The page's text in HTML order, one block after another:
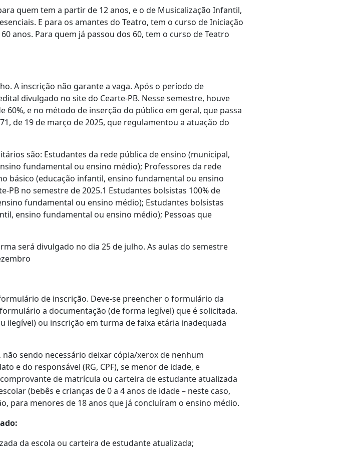
quem tem a partir de 12 anos, e o de Musicalização Infantil,
E para os amantes do Teatro, tem o curso de Iniciação
anos. Para quem já passou dos 60, tem o curso de Teatro
A inscrição não garante a vaga. Após o período de
divulgado no site do Cearte-PB. Nesse semestre, houve
e no método de inserção do público em geral, que passa
de 19 de março de 2025, que regulamentou a atuação do
são: Estudantes da rede pública de ensino (municipal,
fundamental ou ensino médio); Professores da rede
básico (educação infantil, ensino fundamental ou ensino
no semestre de 2025.1 Estudantes bolsistas 100% de
fundamental ou ensino médio); Estudantes bolsistas
ensino fundamental ou ensino médio); Pessoas que
será divulgado no dia 25 de julho. As aulas do semestre
de inscrição. Deve-se preencher o formulário da
a documentação (de forma legível) que é solicitada.
ou inscrição em turma de faixa etária inadequada
sendo necessário deixar cópia/xerox de nenhum
e do responsável (RG, CPF), se menor de idade, e
de matrícula ou carteira de estudante atualizada
(bebês e crianças de 0 a 4 anos de idade – neste caso,
para menores de 18 anos que já concluíram o ensino médio.
da escola ou carteira de estudante atualizada;